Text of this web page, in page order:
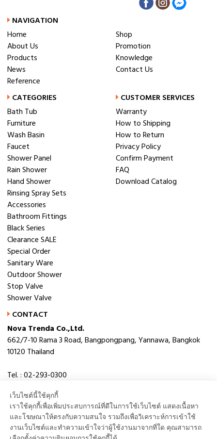
NAVIGATION
Home
About Us
Products
News
Reference
Shop
Promotion
Knowledge
Contact Us
CATEGORIES
Bath Tub
Furniture
Wash Basin
Faucet
Shower Panel
Rain Shower
Hand Shower
Rinsing Spray Sets
Accessories
Bathroom Fittings
Black Series
Clearance SALE
Special Order
Sanitary Ware
Outdoor Shower
Stop Valve
Shower Valve
CUSTOMER SERVICES
Warranty
How to Shipping
How to Return
Privacy Policy
Confirm Payment
FAQ
Download Catalog
CONTACT
Nova Trenda Co.,Ltd.
662/7-10 Rama 3 Road, Bangpongpang, Yannawa, Bangkok
10120 Thailand
Tel. : 02-293-0300
E-mail : novabath@novatrenda.co.th
เว็บไซต์นี้ใช้คุกกี้
เราใช้คุกกี้เพื่อเพิ่มประสบการณ์ที่ดีในการใช้เว็บไซต์ แสดงเนื้อหา
และโฆษณาให้ตรงกับความสนใจ รวมถึงเพื่อวิเคราะห์การเข้าใช้
งานเว็บไซต์และทำความเข้าใจว่าผู้ใช้งานมาจากที่ใด คุณสามารถ